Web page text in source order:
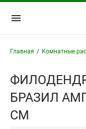
Главная / Комнатные
БРАЗИЛ
СМ